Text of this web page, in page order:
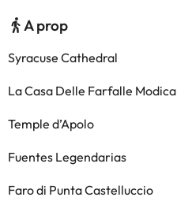
A prop
Syracuse Cathedral
La Casa Delle Farfalle Modica
Temple d’Apolo
Fuentes Legendarias
Faro di Punta Castelluccio